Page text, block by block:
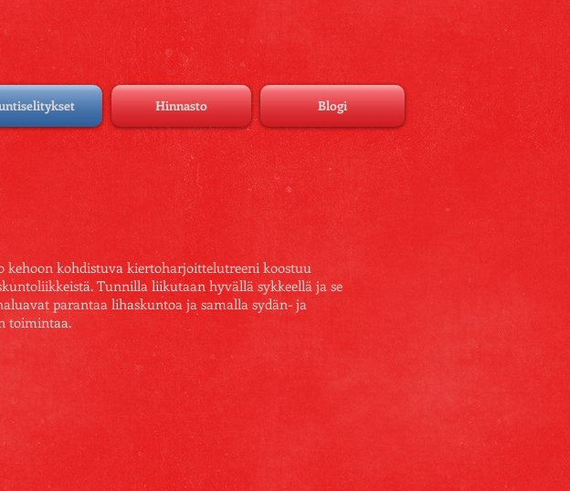
Hinnasto Blogi
kehoon kohdistuvakiertoharjoittelutreeni koostuu
Tunnilla liikutaan hyvällä sykkeellä ja se
parantaa lihaskuntoa ja samalla sydän- ja
toimintaa.